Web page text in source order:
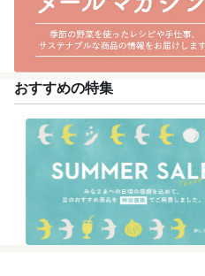
おすすめの特集